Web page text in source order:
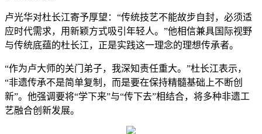
卢光华对杜长江寄予厚望：“传统技艺不能故步自封，必须适
应时代需求，用新颖方式吸引年轻人。”他相信兼具国际视野
与传统底蕴的杜长江，正是实践这一理念的理想传承者。
“作为卢大师的关门弟子，我深知责任重大。”杜长江表示，
“非遗传承不是简单复制，而是要在保持精髓基础上不断创
新”。他强调要将“学下来”与“传下去”相结合，将多种非遗工
艺融合创新发展。